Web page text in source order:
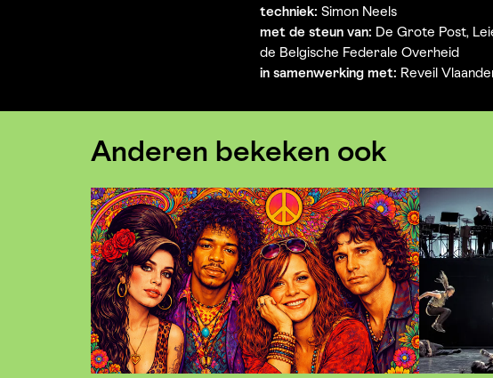
techniek: Simon Neels
met de steun van: De Grote Post,
de Belgische Federale Overheid
in samenwerking met: Reveil
Anderen bekeken ook